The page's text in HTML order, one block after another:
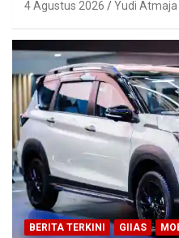
4 Agustus 2026 Yudi Atmaja
BERITA TERKINI GIIAS